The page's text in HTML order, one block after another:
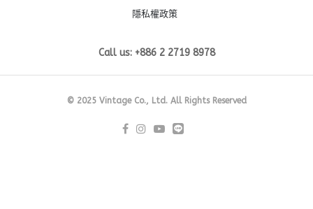
隱私權政策
Call us: +886 2 2719 8978
© 2025 Vintage Co., Ltd. All Rights Reserved